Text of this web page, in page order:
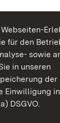
für den
sowie
in unseren
der
Einwilligung
DSGVO.